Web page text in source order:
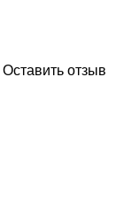
Оставить отзыв